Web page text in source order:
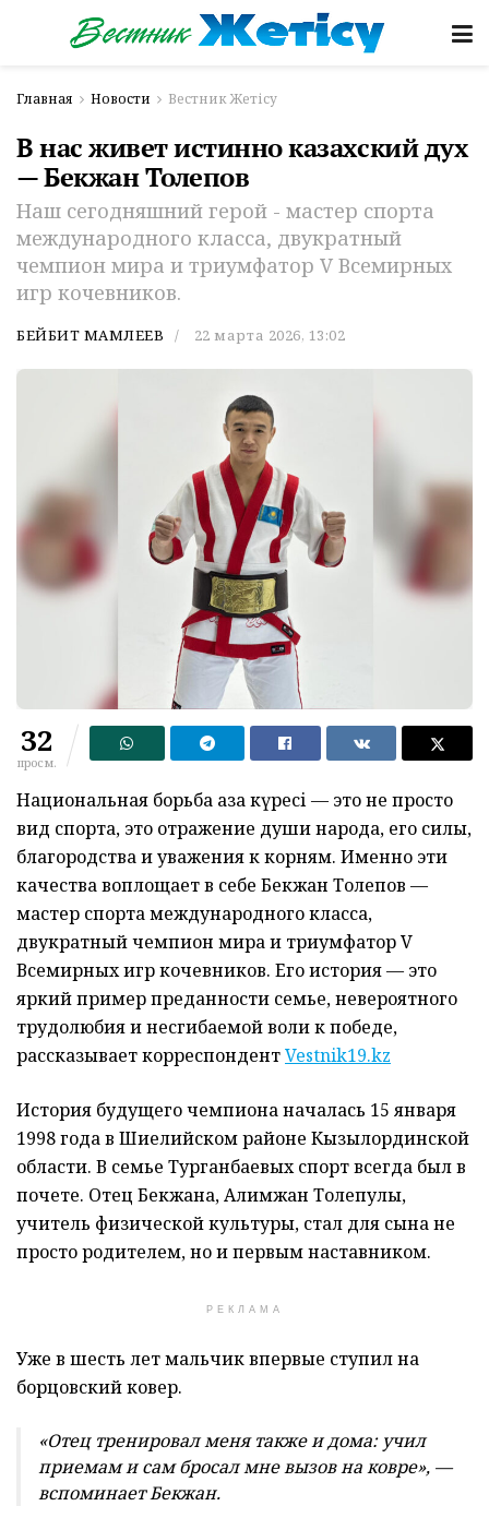
Главная Новости Вестник Жетісу
В нас живет истинно казахский дух
— Бекжан Толепов
Наш сегодняшний герой - мастер спорта
международного класса, двукратный
чемпион мира и триумфатор V Всемирных
игр кочевников.
БЕЙБИТ МАМЛЕЕВ 22 марта 2026, 13:02
32
просм.
Национальная борьба қазақ күресі — это не просто
вид спорта, это отражение души народа, его силы,
благородства и уважения к корням. Именно эти
качества воплощает в себе Бекжан Толепов —
мастер спорта международного класса,
двукратный чемпион мира и триумфатор V
Всемирных игр кочевников. Его история — это
яркий пример преданности семье, невероятного
трудолюбия и несгибаемой воли к победе,
рассказывает корреспондентVestnik19.kz
История будущего чемпиона началась 15 января
1998 года в Шиелийском районе Кызылординской
области. В семье Турганбаевых спорт всегда был в
почете. Отец Бекжана, Алимжан Толепулы,
учитель физической культуры, стал для сына не
просто родителем, но и первым наставником.
РЕКЛАМА
Уже в шесть лет мальчик впервые ступил на
борцовский ковер.
«Отец тренировал меня также и дома: учил
приемам и сам бросал мне вызов на ковре», —
вспоминает Бекжан.